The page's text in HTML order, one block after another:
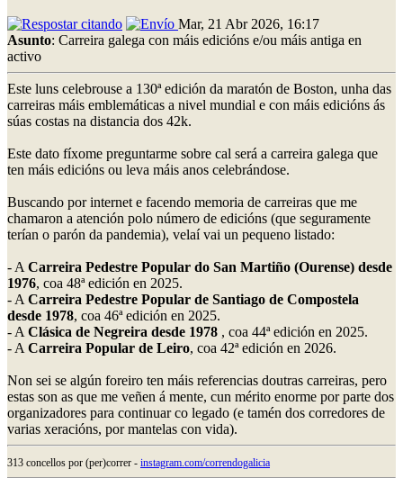
Mar, 21 Abr 2026, 16:17
Asunto: Carreira galega con máis edicións e/ou máis antiga en
activo
Este luns celebrouse a 130ª edición da maratón de Boston, unha das
carreiras máis emblemáticas a nivel mundial e con máis edicións ás
súas costas na distancia dos 42k.
Este dato fíxome preguntarme sobre cal será a carreira galega que
ten máis edicións ou leva máis anos celebrándose.
Buscando por internet e facendo memoria de carreiras que me
chamaron a atención polo número de edicións (que seguramente
terían o parón da pandemia), velaí vai un pequeno listado:
- A Carreira Pedestre Popular do San Martiño (Ourense) desde
1976, coa 48ª edición en 2025.
- A Carreira Pedestre Popular de Santiago de Compostela
desde 1978, coa 46ª edición en 2025.
- A Clásica de Negreira desde 1978 , coa 44ª edición en 2025.
- A Carreira Popular de Leiro, coa 42ª edición en 2026.
Non sei se algún foreiro ten máis referencias doutras carreiras, pero
estas son as que me veñen á mente, cun mérito enorme por parte dos
organizadores para continuar co legado (e tamén dos corredores de
varias xeracións, por mantelas con vida).
313 concellos por (per)correr - instagram.com/correndogalicia